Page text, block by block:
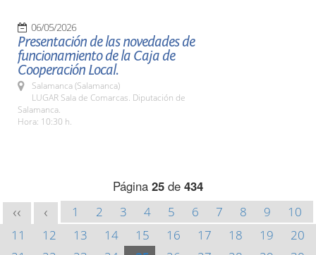
06/05/2026
Presentación de las novedades de
funcionamiento de la Caja de
Cooperación Local.
Salamanca (Salamanca)
LUGAR Sala de Comarcas. Diputación de
Salamanca.
Hora: 10:30 h.
Página 25 de 434
<< < 1 2 3 4 5 6 7 8 9
10
11
12 13 14 15 16 17 18 19
20